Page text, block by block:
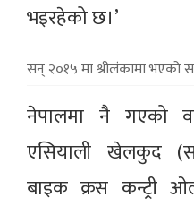
भइरहेको छ।’
सन् २०१५ मा श्रीलंकामा भएको
नेपालमा नै गएको
एसियाली खेलकुद
बाइक क्रस कन्ट्री